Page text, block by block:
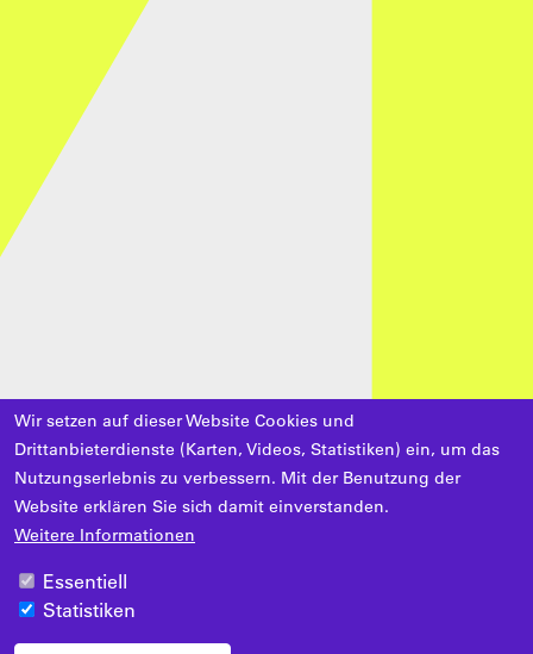
Wir setzen auf dieser Website Cookies und
Drittanbieterdienste (Karten, Videos, Statistiken) ein, um das
Nutzungserlebnis zu verbessern. Mit der Benutzung der
Website erklären Sie sich damit einverstanden.
Weitere Informationen
Essentiell
Statistiken